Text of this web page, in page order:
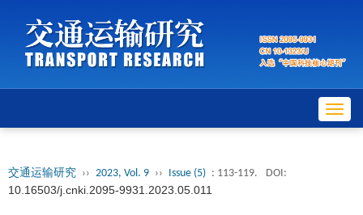
交通运输研究 ›› 2023, Vol. 9 ›› Issue (5) : 113-119. DOI:
10.16503/j.cnki.2095-9931.2023.05.011